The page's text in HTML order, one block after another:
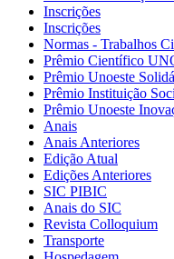
Inscrições
Inscrições
Normas - Trabalhos
Prêmio Científico
Prêmio Unoeste
Prêmio Instituição
Prêmio Unoeste
Anais
Anais Anteriores
Edição Atual
Edições Anteriores
SIC PIBIC
Anais do SIC
Revista Colloquium
Transporte